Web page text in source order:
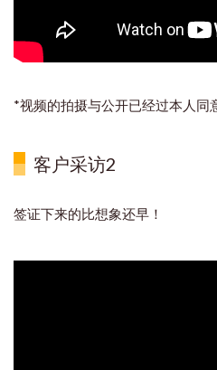
*视频的拍摄与公开已经过本人同
客户采访2
签证下来的比想象还早！